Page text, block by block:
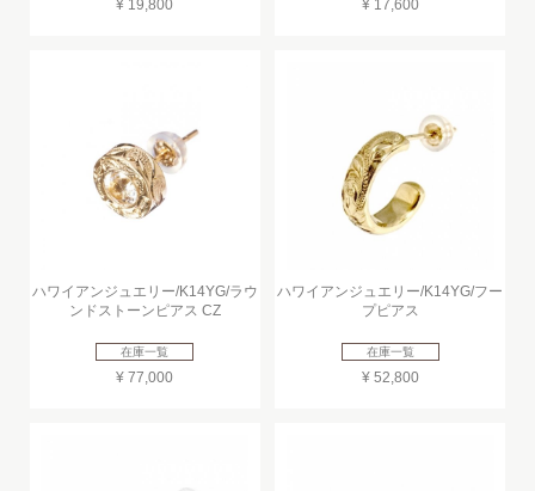
¥ 19,800 ¥ 17,600
ハワイアンジュエリー/K14YG/ラウ
ンドストーンピアス CZ
在庫一覧
¥ 77,000
ハワイアンジュエリー/K14YG/フー
プピアス
在庫一覧
¥ 52,800